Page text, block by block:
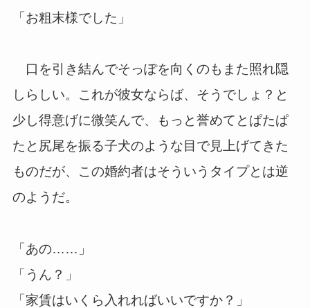
「お粗末様でした」
口を引き結んでそっぽを向くのもまた照れ隠
しらしい。これが彼女ならば、そうでしょ？と
少し得意げに微笑んで、もっと誉めてとぱたぱ
たと尻尾を振る子犬のような目で見上げてきた
ものだが、この婚約者はそういうタイプとは逆
のようだ。
「あの……」
「うん？」
「家賃はいくら入れればいいですか？」